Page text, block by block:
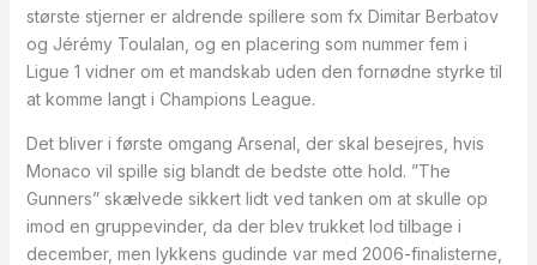
største stjerner er aldrende spillere som fx Dimitar Berbatov
og Jérémy Toulalan, og en placering som nummer fem i
Ligue 1 vidner om et mandskab uden den fornødne styrke til
at komme langt i Champions League.
Det bliver i første omgang Arsenal, der skal besejres, hvis
Monaco vil spille sig blandt de bedste otte hold. ”The
Gunners” skælvede sikkert lidt ved tanken om at skulle op
imod en gruppevinder, da der blev trukket lod tilbage i
december, men lykkens gudinde var med 2006-finalisterne,